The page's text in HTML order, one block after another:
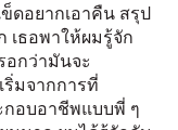
ดอยากเอาคืน สรุป
ธอพาให้ผมรู้จัก
อกว่ามันจะ
ริ่มจากการที่
กอบอาชีพแบบพี่ ๆ